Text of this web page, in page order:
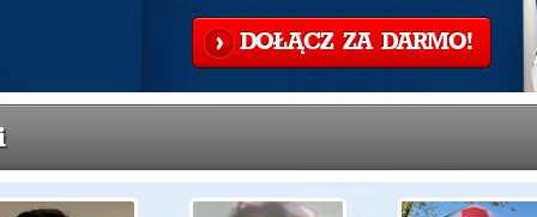
DOŁĄCZ ZA DARMO!